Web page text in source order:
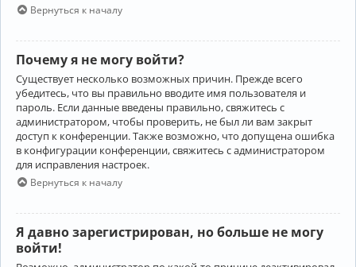
Вернуться к началу
Почему я не могу войти?
Существует несколько возможных причин. Прежде всего
убедитесь, что вы правильно вводите имя пользователя и
пароль. Если данные введены правильно, свяжитесь с
администратором, чтобы проверить, не был ли вам закрыт
доступ к конференции. Также возможно, что допущена ошибка
в конфигурации конференции, свяжитесь с администратором
для исправления настроек.
Вернуться к началу
Я давно зарегистрирован, но больше не могу
войти!